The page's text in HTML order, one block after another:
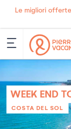
Le migliori
WEEK END
COSTA DEL SOL